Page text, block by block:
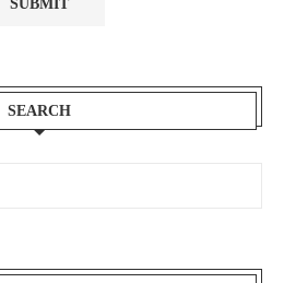
SEARCH